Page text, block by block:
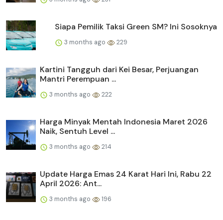
Siapa Pemilik Taksi Green SM? Ini Sosoknya
3 months ago 229
Kartini Tangguh dari Kei Besar, Perjuangan
Mantri Perempuan ...
3 months ago 222
Harga Minyak Mentah Indonesia Maret 2026
Naik, Sentuh Level ...
3 months ago 214
Update Harga Emas 24 Karat Hari Ini, Rabu 22
April 2026: Ant...
3 months ago 196